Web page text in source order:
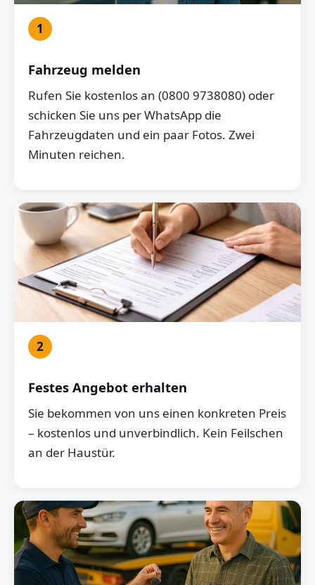
1
Fahrzeug melden
Rufen Sie kostenlos an (0800 9738080) oder
schicken Sie uns per WhatsApp die
Fahrzeugdaten und ein paar Fotos. Zwei
Minuten reichen.
2
Festes Angebot erhalten
Sie bekommen von uns einen konkreten Preis
– kostenlos und unverbindlich. Kein Feilschen
an der Haustür.